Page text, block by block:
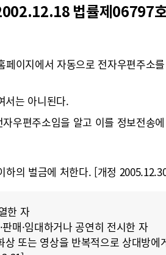
법률제06797
이지에서 자동으로 전자우편주
서는 아니된다.
우편주소임을 알고 이를 정보전송
의 벌금에 처한다. [개정
한 자
매·임대하거나 공연히 전시한 자
또는 영상을 반복적으로 상대방에